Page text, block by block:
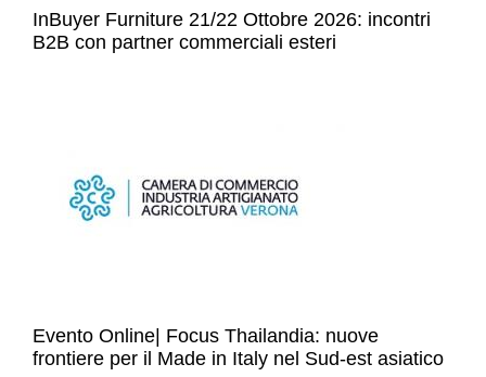
InBuyer Furniture 21/22 Ottobre 2026: incontri
B2B con partner commerciali esteri
Evento Online| Focus Thailandia: nuove
frontiere per il Made in Italy nel Sud-est asiatico